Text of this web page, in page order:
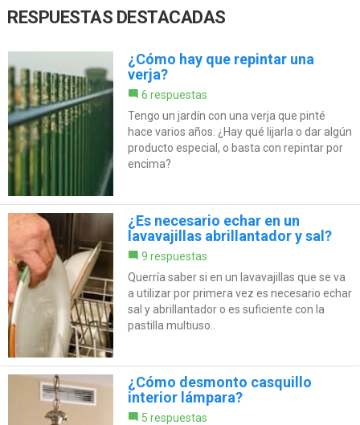
RESPUESTAS DESTACADAS
¿Cómo hay que repintar una
verja?
6 respuestas
Tengo un jardín con una verja que pinté
hace varios años. ¿Hay qué lijarla o dar algún
producto especial, o basta con repintar por
encima?
¿Es necesario echar en un
lavavajillas abrillantador y sal?
9 respuestas
Querría saber si en un lavavajillas que se va
a utilizar por primera vez es necesario echar
sal y abrillantador o es suficiente con la
pastilla multiuso..
¿Cómo desmonto casquillo
interior lámpara?
5 respuestas